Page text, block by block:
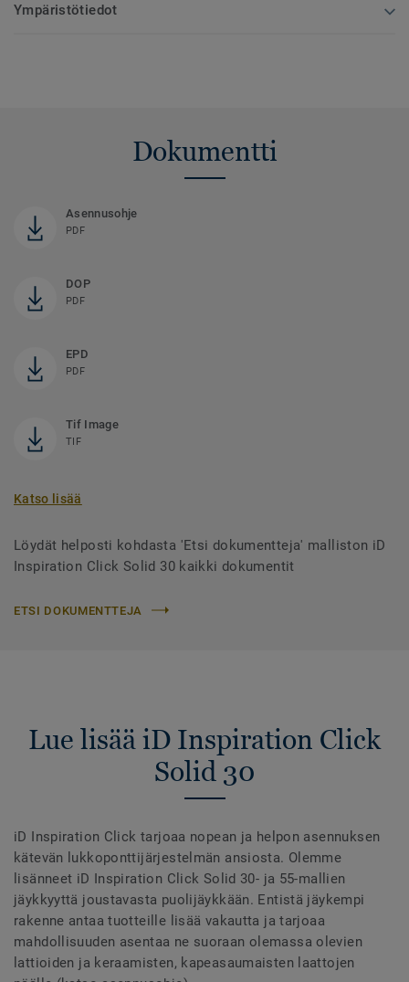
Ympäristötiedot
Dokumentti
Asennusohje
PDF
DOP
PDF
EPD
PDF
Tif Image
TIF
Katso lisää
Löydät helposti kohdasta 'Etsi dokumentteja' malliston iD
Inspiration Click Solid 30 kaikki dokumentit
ETSI DOKUMENTTEJA
Lue lisää iD Inspiration Click
Solid 30
iD Inspiration Click tarjoaa nopean ja helpon asennuksen
kätevän lukkoponttijärjestelmän ansiosta. Olemme
lisänneet iD Inspiration Click Solid 30- ja 55-mallien
jäykkyyttä joustavasta puolijäykkään. Entistä jäykempi
rakenne antaa tuotteille lisää vakautta ja tarjoaa
mahdollisuuden asentaa ne suoraan olemassa olevien
lattioiden ja keraamisten, kapeasaumaisten laattojen